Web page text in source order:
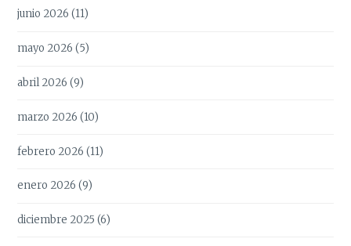
junio 2026 (11)
mayo 2026 (5)
abril 2026 (9)
marzo 2026 (10)
febrero 2026 (11)
enero 2026 (9)
diciembre 2025 (6)